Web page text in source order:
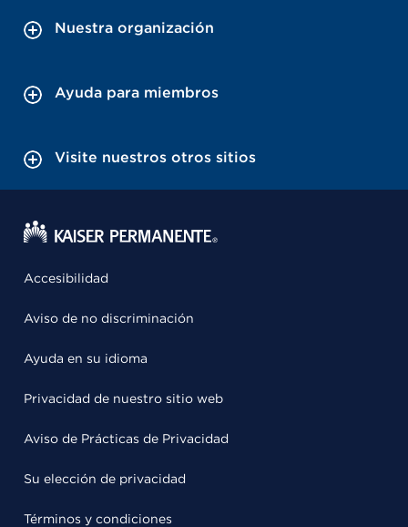
Nuestra organización
Ayuda para miembros
Visite nuestros otros sitios
Accesibilidad
Aviso de no discriminación
Ayuda en su idioma
Privacidad de nuestro sitio web
Aviso de Prácticas de Privacidad
Su elección de privacidad
Términos y condiciones